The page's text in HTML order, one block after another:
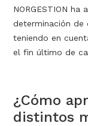
NORGESTION ha
determinación de
teniendo en
el fin último de
¿Cómo
distintos